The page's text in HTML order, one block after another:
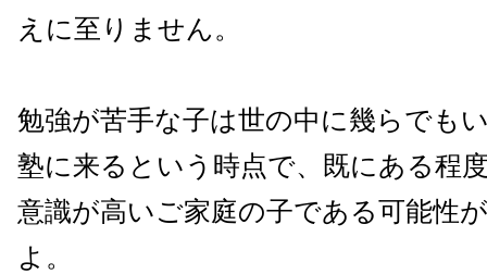
えに至りません。
勉強が苦手な子は世の中に幾らでも
塾に来るという時点で、既にある程
意識が高いご家庭の子である可能性
よ。